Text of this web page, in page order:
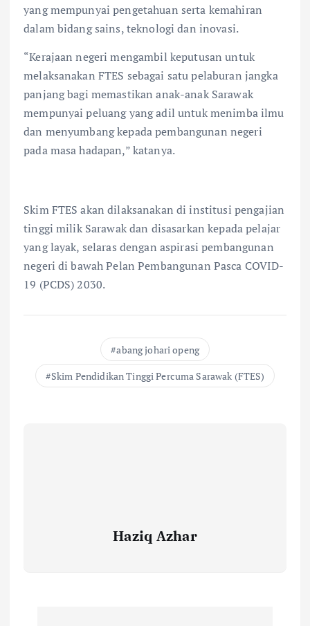
yang mempunyai pengetahuan serta kemahiran
dalam bidang sains, teknologi dan inovasi.
“Kerajaan negeri mengambil keputusan untuk
melaksanakan FTES sebagai satu pelaburan jangka
panjang bagi memastikan anak-anak Sarawak
mempunyai peluang yang adil untuk menimba ilmu
dan menyumbang kepada pembangunan negeri
pada masa hadapan,” katanya.
Skim FTES akan dilaksanakan di institusi pengajian
tinggi milik Sarawak dan disasarkan kepada pelajar
yang layak, selaras dengan aspirasi pembangunan
negeri di bawah Pelan Pembangunan Pasca COVID-
19 (PCDS) 2030.
abang johari openg
Skim Pendidikan Tinggi Percuma Sarawak (FTES)
Haziq Azhar